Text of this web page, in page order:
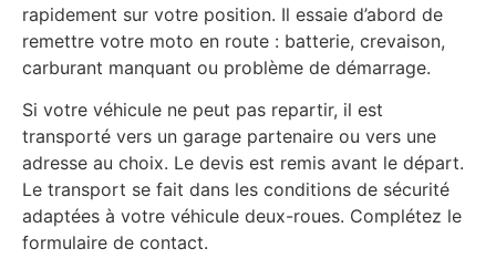
rapidement sur votre position. Il essaie d’abord de
remettre votre moto en route : batterie, crevaison,
carburant manquant ou problème de démarrage.
Si votre véhicule ne peut pas repartir, il est
transporté vers un garage partenaire ou vers une
adresse au choix. Le devis est remis avant le départ.
Le transport se fait dans les conditions de sécurité
adaptées à votre véhicule deux-roues. Complétez le
formulaire de contact.